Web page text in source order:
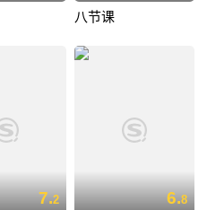
八节课
7.2 6.8